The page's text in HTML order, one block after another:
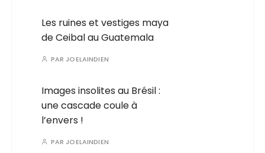
Les ruines et vestiges maya
de Ceibal au Guatemala
PAR JOELAINDIEN
Images insolites au Brésil :
une cascade coule à
l’envers !
PAR JOELAINDIEN